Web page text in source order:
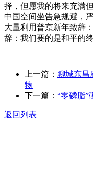
择，但愿我的将来充满
中国空间坐告急规避，
大量利用普京新年致辞
辞：我们要的是和平的
上一篇： 聊城东昌
物
下一篇： “零磷脂”
返回列表